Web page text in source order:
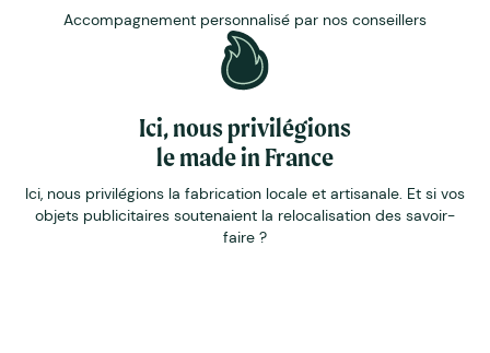
Accompagnement personnalisé par nos conseillers
Ici, nous privilégions
le made in France
Ici, nous privilégions la fabrication locale et artisanale. Et si vos
objets publicitaires soutenaient la relocalisation des savoir-
faire ?